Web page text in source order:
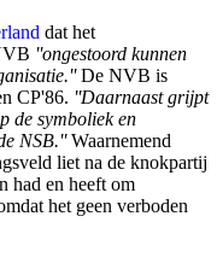
dat het
''ongestoord kunnen
De NVB is
CP'86. ''Daarnaast grijpt
de symboliek en
NSB.''Waarnemend
liet na de knokpartij
had en heeft om
het geen verboden